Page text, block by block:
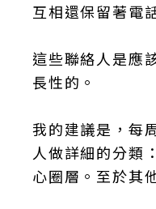
互相還保留著電
這些聯絡人是應
長性的。
我的建議是，每
人做詳細的分類
心圈層。至於其